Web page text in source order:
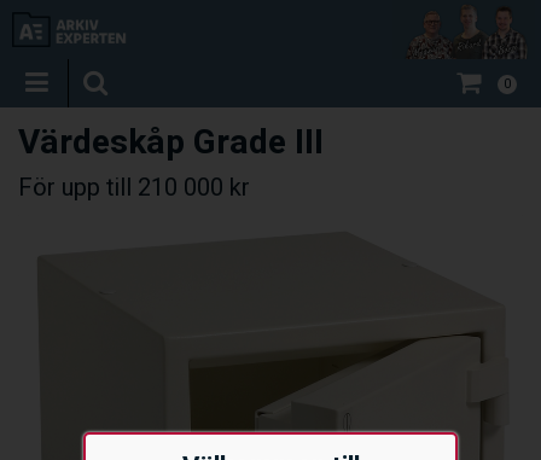
0
Värdeskåp Grade III
För upp till 210 000 kr